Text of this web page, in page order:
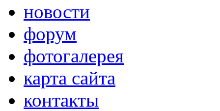
новости
форум
фотогалерея
карта сайта
контакты